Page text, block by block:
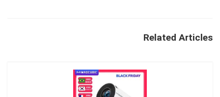
Related Articles